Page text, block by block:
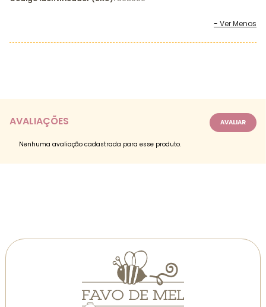
AVALIAÇÕES
Nenhuma avaliação cadastrada para esse produto.